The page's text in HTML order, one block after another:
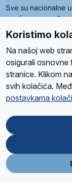
Sve su nacionalne
zemljama, a
pod nazivom
Radio Maria).
kojima je i hrvatska
O namaRadio
Ova stranica je
Store
Koristimo
Na našoj web
osigurali osnovne
stranice. Klikom
svih kolačića.
postavkama